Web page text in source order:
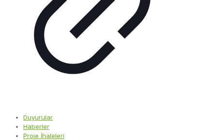
Duyurular
Haberler
Proje İhaleleri